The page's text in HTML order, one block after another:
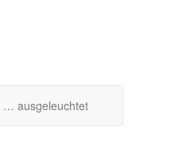
… ausgeleuchtet